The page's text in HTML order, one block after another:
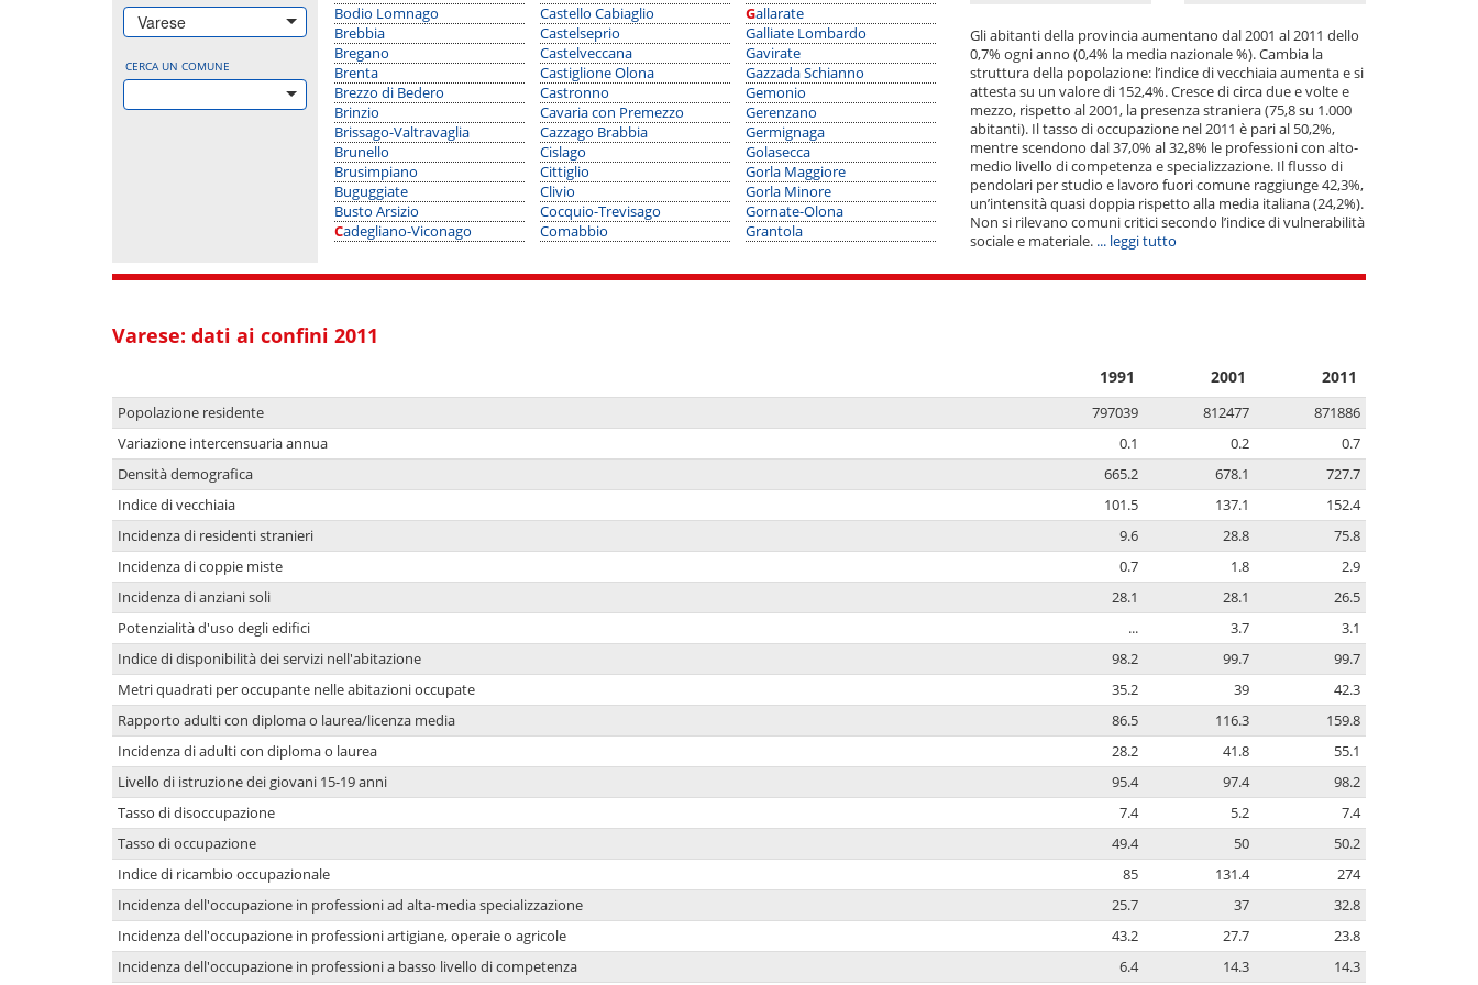
Varese
CERCA UN COMUNE
Bodio Lomnago
Brebbia
Bregano
Brenta
Brezzo di Bedero
Brinzio
Brissago-Valtravaglia
Brunello
Brusimpiano
Buguggiate
Busto Arsizio
Cadegliano-Viconago
Castello Cabiaglio
Castelseprio
Castelveccana
Castiglione Olona
Castronno
Cavaria con Premezzo
Cazzago Brabbia
Cislago
Cittiglio
Clivio
Cocquio-Trevisago
Comabbio
Gallarate
Galliate Lombardo
Gavirate
Gazzada Schianno
Gemonio
Gerenzano
Germignaga
Golasecca
Gorla Maggiore
Gorla Minore
Gornate-Olona
Grantola
Marnate
Marzio
Masciago Primo
Mercallo
Mesenzana
Montegrino Valtravaglia
Monvalle
Morazzone
Mornago
Oggiona con Santo Stefano
Olgiate Olona
Somma Lombardo
Sumirago
Taino
Ternate
Tradate
Travedona-Monate
Tronzano Lago Maggiore
Uboldo
Valganna
Varano Borghi
Varese
Gli abitanti della provincia aumentano dal 2001 al 2011 dello
0,7% ogni anno (0,4% la media nazionale %). Cambia la
struttura della popolazione: l’indice di vecchiaia aumenta e si
attesta su un valore di 152,4%. Cresce di circa due e volte e
mezzo, rispetto al 2001, la presenza straniera (75,8 su 1.000
abitanti). Il tasso di occupazione nel 2011 è pari al 50,2%,
mentre scendono dal 37,0% al 32,8% le professioni con alto-
medio livello di competenza e specializzazione. Il flusso di
pendolari per studio e lavoro fuori comune raggiunge 42,3%,
un’intensità quasi doppia rispetto alla media italiana (24,2%).
Non si rilevano comuni critici secondo l’indice di vulnerabilità
sociale e materiale. ... leggi tutto
Varese: dati ai confini 2011
1991 2001 2011
Popolazione residente 797039 812477
871886
Variazione intercensuaria annua
0.1 0.2
0.7
Densità demografica
665.2 678.1
727.7
Indice di vecchiaia
101.5 137.1
152.4
Incidenza di residenti stranieri
9.6 28.8
75.8
Incidenza di coppie miste
0.7 1.8
2.9
Incidenza di anziani soli
28.1 28.1
26.5
Potenzialità d'uso degli edifici
... 3.7
3.1
Indice di disponibilità dei servizi nell'abitazione
98.2 99.7
99.7
Metri quadrati per occupante nelle abitazioni occupate
35.2 39
42.3
Rapporto adulti con diploma o laurea/licenza media
86.5 116.3
159.8
Incidenza di adulti con diploma o laurea
28.2 41.8
55.1
Livello di istruzione dei giovani 15-19 anni
95.4 97.4
98.2
Tasso di disoccupazione
7.4 5.2
7.4
Tasso di occupazione
49.4 50
50.2
Indice di ricambio occupazionale
85 131.4
274
Incidenza dell'occupazione in professioni ad alta-media specializzazione
25.7 37
32.8
Incidenza dell'occupazione in professioni artigiane, operaie o agricole
43.2 27.7
23.8
Incidenza dell'occupazione in professioni a basso livello di competenza
6.4 14.3 14.3